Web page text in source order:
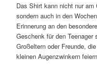
Das Shirt kann nicht nur am
sondern auch in den
Erinnerung an den
Geschenk für den
Großeltern oder Freunde,
kleinen Augenzwinkern